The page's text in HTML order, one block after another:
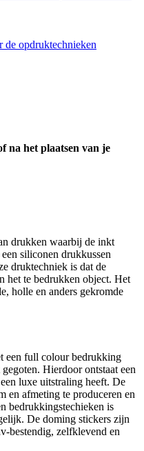
de opdruktechnieken
na het plaatsen van je
drukken waarbij de inkt
siliconen drukkussen
druktechniek is dat de
het te bedrukken object. Het
holle en anders gekromde
een full colour bedrukking
Hierdoor ontstaat een
luxe uitstraling heeft. De
en afmeting te produceren en
bedrukkingstechieken is
De doming stickers zijn
bestendig, zelfklevend en